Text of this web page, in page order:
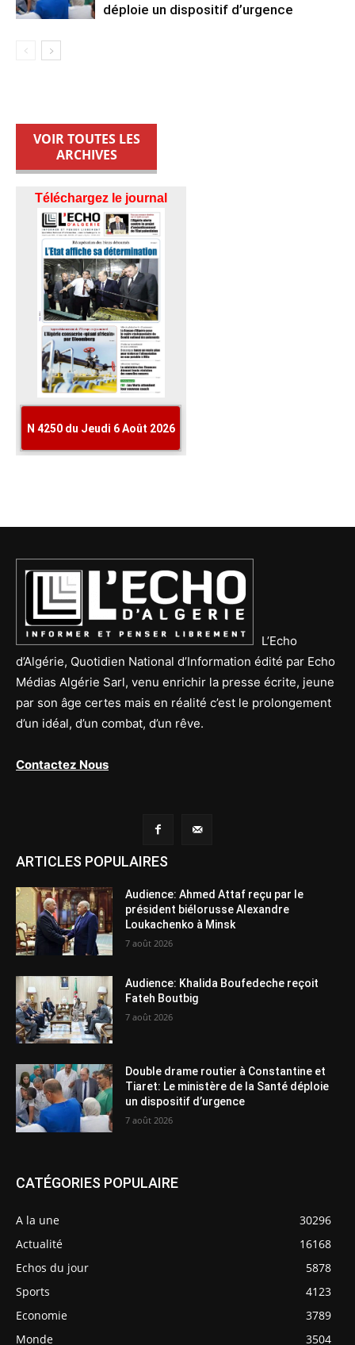
déploie un dispositif d’urgence
VOIR TOUTES LES
ARCHIVES
L’Echo
d’Algérie, Quotidien National d’Information édité par Echo
Médias Algérie Sarl, venu enrichir la presse écrite, jeune
par son âge certes mais en réalité c’est le prolongement
d’un idéal, d’un combat, d’un rêve.
Contactez Nous
ARTICLES POPULAIRES
Audience: Ahmed Attaf reçu par le
président biélorusse Alexandre
Loukachenko à Minsk
7 août 2026
Audience: Khalida Boufedeche reçoit
Fateh Boutbig
7 août 2026
Double drame routier à Constantine et
Tiaret: Le ministère de la Santé déploie
un dispositif d’urgence
7 août 2026
CATÉGORIES POPULAIRE
A la une
30296
Actualité
16168
Echos du jour
5878
Sports
4123
Economie
3789
Monde
3504